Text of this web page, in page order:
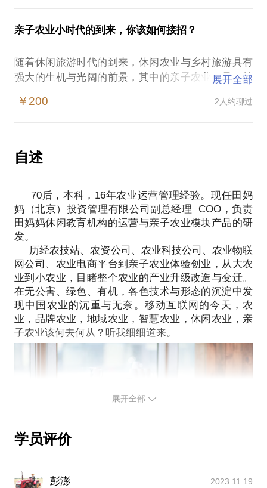
品种与需求
生产与管理
线上与线下
成本与利润
这一切我给您最一线信息。设计好农业的出口，才会
亲子农业小时代的到来，你该如何接招？
随着休闲旅游时代的到来，休闲农业与乡村旅游具有
强大的生机与光阔的前景，其中的亲子农业更是一枝
宣传与误导，让人眼花缭乱。
亲子项目如何嫁接到休闲旅游中？
亲子农业该如何设置游乐设施？
休闲农业到底该如何找到属于自己的客户？
如何提高顾客的粘性？
我在14年大农业的锤炼，3年亲子农业的实践。细
分、专注、坚持，成就一个田妈妈的梦想!
我愿意与你分享的内容包括：
拨开迷雾，找到真相，用一线的经验阐述一个真实的
亲子农业业态！
先市场，再定位，找客户，做产品，设计盈利模式。
PS.在选择与我见面前，请把你的问题更具体化。毕
竟一小时的谈话只能解决一个小问题。请把你的问题
提前发给我，方便我做更精确的准备，提升见面效
展开全部
￥200 2人约聊过
自述
70后，本科，16年农业运营管理经验。现任田妈
妈（北京）投资管理有限公司副总经理 COO，负责
田妈妈休闲教育机构的运营与亲子农业模块产品的研
发。
历经农技站、农资公司、农业科技公司、农业物联
网公司、农业电商平台到亲子农业体验创业，从大农
业到小农业，目睹整个农业的产业升级改造与变迁。
在无公害、绿色、有机，各色技术与形态的沉淀中发
现中国农业的沉重与无奈。移动互联网的今天，农
业，品牌农业，地域农业，智慧农业，休闲农业，亲
展开全部
学员评价
彭澎 2023.11.19